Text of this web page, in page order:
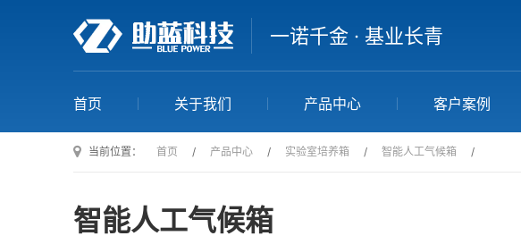
一诺千金 · 基业长青
首页 关于我们 产品中心 客户案例
当前位置： 首页 / 产品中心 / 实验室培养箱 / 智能人工气候箱 /
智能人工气候箱